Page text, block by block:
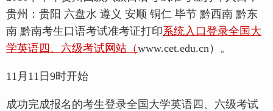
贵州：贵阳 六盘水 遵义 安顺 铜仁 毕节 黔西南 黔东
南 黔南考生口语考试准考证打印系统入口登录全国大
学英语四、六级考试网站（www.cet.edu.cn）。
11月11日9时开始
成功完成报名的考生登录全国大学英语四、六级考试